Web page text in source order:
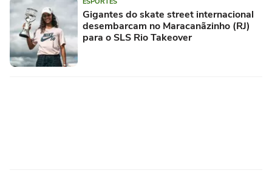
Gigantes do skate street internacional
desembarcam no Maracanãzinho (RJ)
para o SLS Rio Takeover